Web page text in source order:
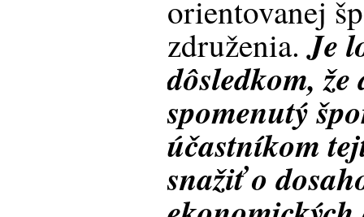
orientovanej
združenia.Je
dôsledkom, že
spomenutý
účastníkom
snažiť o